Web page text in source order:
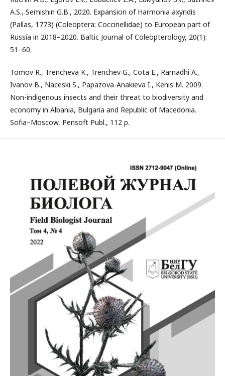
A.S., Semishin G.B., 2020. Expansion of Harmonia axyridis
(Pallas, 1773) (Coleoptera: Coccinellidae) to European part of
Russia in 2018–2020. Baltic Journal of Coleopterology, 20(1):
51–60.
Tomov R., Trencheva K., Trenchev G., Cota E., Ramadhi A.,
Ivanov B., Naceski S., Papazova-Anakieva I., Kenis M. 2009.
Non-indigenous insects and their threat to biodiversity and
economy in Albania, Bulgaria and Republic of Macedonia.
Sofia–Moscow, Pensoft Publ., 112 p.